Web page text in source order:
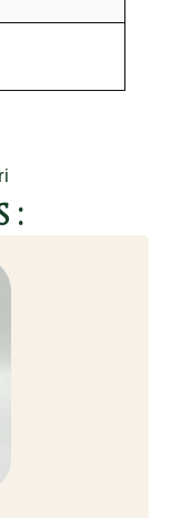
: